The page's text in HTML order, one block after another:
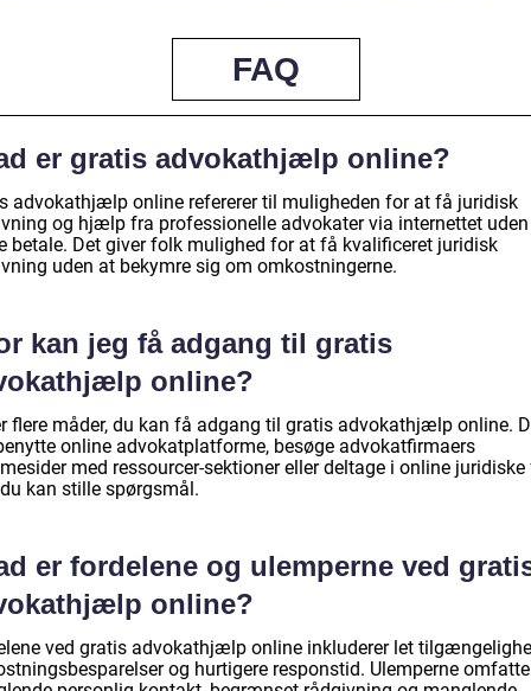
FAQ
er gratis advokathjælp online?
advokathjælp online refererer til muligheden for at få juridisk
og hjælp fra professionelle advokater via internettet
betale. Det giver folk mulighed for at få kvalificeret juridisk
uden at bekymre sig om omkostningerne.
kan jeg få adgang til gratis
online?
flere måder, du kan få adgang til gratis advokathjælp online.
online advokatplatforme, besøge advokatfirmaers
med ressourcer-sektioner eller deltage i online juridiske
kan stille spørgsmål.
er fordelene og ulemperne ved
online?
ved gratis advokathjælp online inkluderer let
og hurtigere responstid. Ulemperne